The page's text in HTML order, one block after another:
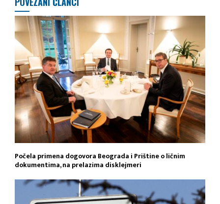
Počela primena dogovora Beograda i Prištine o ličnim
dokumentima, na prelazima disklejmeri